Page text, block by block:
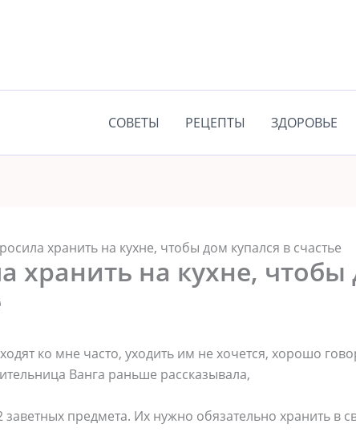
СОВЕТЫ РЕЦЕПТЫ ЗДОРОВЬЕ
хранить на кухне, чтобы дом купался в счастье
хранить на кухне,
ко мне часто, уходить им не хочется, хорошо
Ванга раньше рассказывала,
заветных предмета. Их нужно обязательно хранить